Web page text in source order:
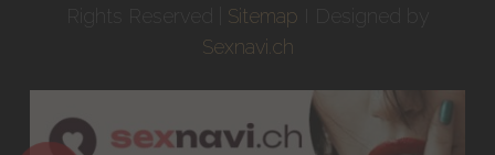
Sitemap
Sexnavi.ch